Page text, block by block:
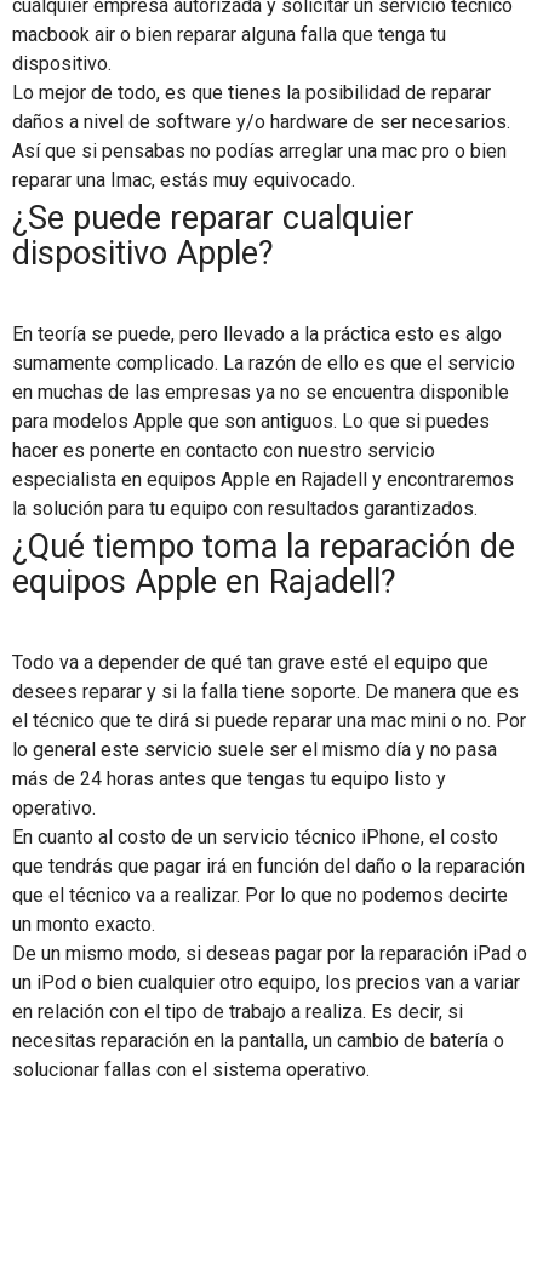
cualquier empresa autorizada y solicitar un servicio técnico
macbook air o bien reparar alguna falla que tenga tu
dispositivo.
Lo mejor de todo, es que tienes la posibilidad de reparar
daños a nivel de software y/o hardware de ser necesarios.
Así que si pensabas no podías arreglar una mac pro o bien
reparar una Imac, estás muy equivocado.
¿Se puede reparar cualquier
dispositivo Apple?
En teoría se puede, pero llevado a la práctica esto es algo
sumamente complicado. La razón de ello es que el servicio
en muchas de las empresas ya no se encuentra disponible
para modelos Apple que son antiguos. Lo que si puedes
hacer es ponerte en contacto con nuestro servicio
especialista en equipos Apple en Rajadell y encontraremos
la solución para tu equipo con resultados garantizados.
¿Qué tiempo toma la reparación de
equipos Apple en Rajadell?
Todo va a depender de qué tan grave esté el equipo que
desees reparar y si la falla tiene soporte. De manera que es
el técnico que te dirá si puede reparar una mac mini o no. Por
lo general este servicio suele ser el mismo día y no pasa
más de 24 horas antes que tengas tu equipo listo y
operativo.
En cuanto al costo de un servicio técnico iPhone, el costo
que tendrás que pagar irá en función del daño o la reparación
que el técnico va a realizar. Por lo que no podemos decirte
un monto exacto.
De un mismo modo, si deseas pagar por la reparación iPad o
un iPod o bien cualquier otro equipo, los precios van a variar
en relación con el tipo de trabajo a realiza. Es decir, si
necesitas reparación en la pantalla, un cambio de batería o
solucionar fallas con el sistema operativo.